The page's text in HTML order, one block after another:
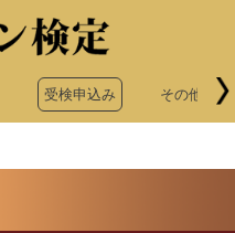
受検申込み その他申込